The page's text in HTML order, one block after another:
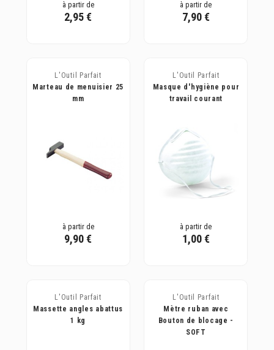
à partir de
2,95 €
à partir de
7,90 €
L'Outil Parfait
Marteau de menuisier 25
mm
à partir de
9,90 €
L'Outil Parfait
Masque d'hygiène pour
travail courant
à partir de
1,00 €
L'Outil Parfait
Massette angles abattus
1 kg
L'Outil Parfait
Mètre ruban avec
Bouton de blocage -
SOFT